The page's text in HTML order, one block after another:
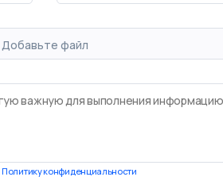
Добавьте файл
Политику конфиденциальности